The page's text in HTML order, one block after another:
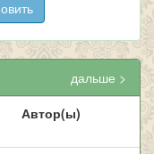
дальше >
Автор(ы)